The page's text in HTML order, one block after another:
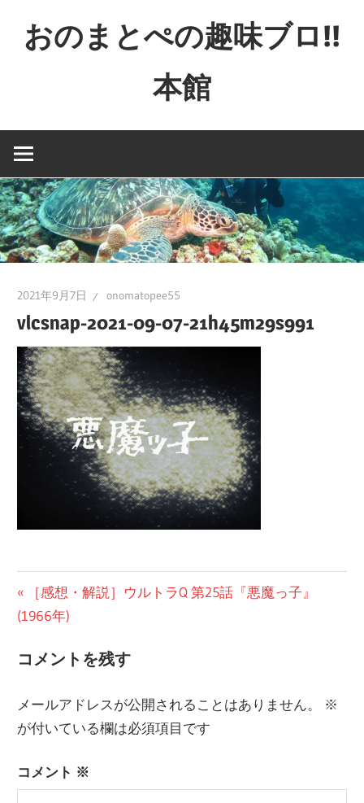
へ
キ
ッ
プ
おのまとぺの趣味ブロ!!
本館
撮
か
映
画
と
ー
ム
の
ブ
ロ
グ
2021年9月7日 onomatopee55
vlcsnap-2021-09-07-21h45m29s991
投
稿
ナ
ゲ
シ
前
の
稿:
［感想・解説］ウルトラQ 第25話『悪魔っ子』
(1966年)
コメントを残す
メールアドレスが公開されることはありません。
※
が付いている欄は必須項目です
コメント ※